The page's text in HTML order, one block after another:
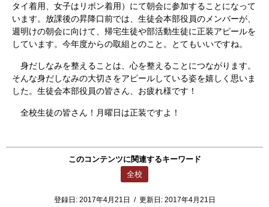
タイ着用、女子はリボン着用）にて朝会に参加することになって
います。放課後の昇降口前では、生徒会本部役員のメンバーが、
週明けの朝会に向けて、帰宅生徒や部活動生徒に正装アピールを
しています。今年度からの取組とのこと。とてもいいですね。
身だしなみを整えることは、心を整えることにつながります。
そんな身だしなみの大切さをアピールしている姿を嬉しく思いま
した。生徒会本部役員の皆さん、お疲れ様です！
全校生徒の皆さん！月曜日は正装ですよ！
このコンテンツに関連するキーワード
全校
登録日: 2017年4月21日 / 更新日: 2017年4月21日